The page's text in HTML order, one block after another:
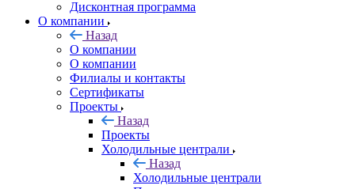
Дисконтная программа
О компании
Назад
О компании
О компании
Филиалы и контакты
Сертификаты
Проекты
Назад
Проекты
Холодильные централи
Назад
Холодильные централи